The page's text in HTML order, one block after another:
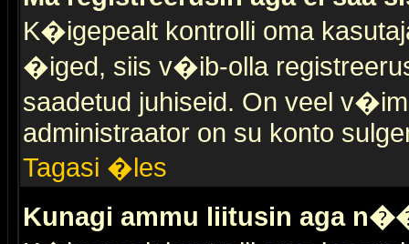
K�igepealt kontrolli oma
�iged, siis v�ib-olla
saadetud juhiseid. On veel
administraator on su konto
Tagasi �les
Kunagi ammu liitusin aga